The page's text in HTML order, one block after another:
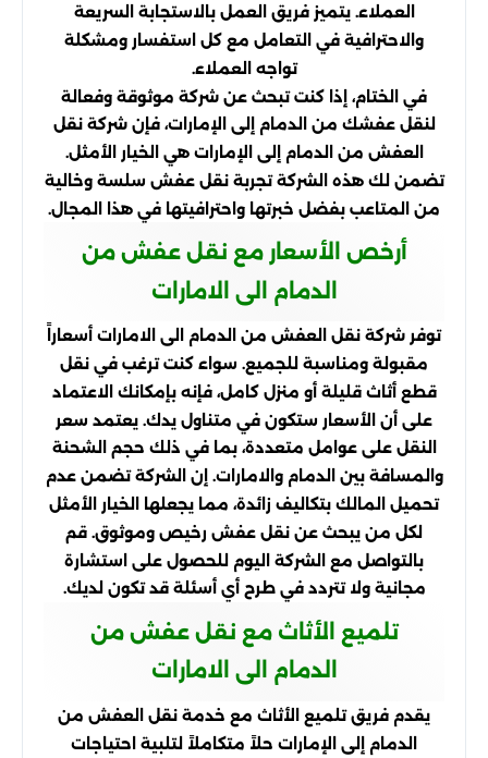
العملاء. يتميز فريق العمل بالاستجابة السريعة
والاحترافية في التعامل مع كل استفسار ومشكلة
تواجه العملاء.
في الختام، إذا كنت تبحث عن شركة موثوقة وفعالة
لنقل عفشك من الدمام إلى الإمارات، فإن شركة نقل
العفش من الدمام إلى الإمارات هي الخيار الأمثل.
تضمن لك هذه الشركة تجربة نقل عفش سلسة وخالية
من المتاعب بفضل خبرتها واحترافيتها في هذا المجال.
أرخص الأسعار مع نقل عفش من
الدمام الى الامارات
توفر شركة نقل العفش من الدمام الى الامارات أسعاراً
مقبولة ومناسبة للجميع. سواء كنت ترغب في نقل
قطع أثاث قليلة أو منزل كامل، فإنه بإمكانك الاعتماد
على أن الأسعار ستكون في متناول يدك. يعتمد سعر
النقل على عوامل متعددة، بما في ذلك حجم الشحنة
والمسافة بين الدمام والامارات. إن الشركة تضمن عدم
تحميل المالك بتكاليف زائدة، مما يجعلها الخيار الأمثل
لكل من يبحث عن نقل عفش رخيص وموثوق. قم
بالتواصل مع الشركة اليوم للحصول على استشارة
مجانية ولا تتردد في طرح أي أسئلة قد تكون لديك.
تلميع الأثاث مع نقل عفش من
الدمام الى الامارات
يقدم فريق تلميع الأثاث مع خدمة نقل العفش من
الدمام إلى الإمارات حلاً متكاملاً لتلبية احتياجات